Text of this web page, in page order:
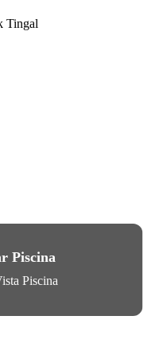
Tingal
Piscina
Piscina